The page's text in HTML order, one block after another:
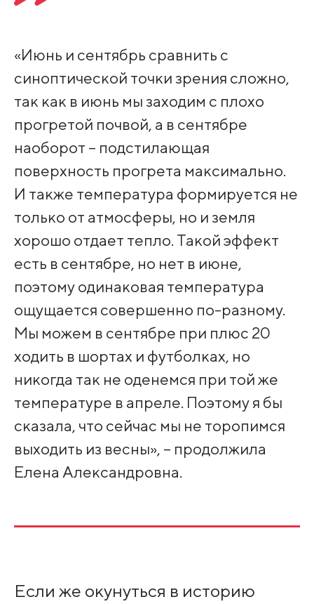
«Июнь и сентябрь сравнить с
синоптической точки зрения сложно,
так как в июнь мы заходим с плохо
прогретой почвой, а в сентябре
наоборот – подстилающая
поверхность прогрета максимально.
И также температура формируется не
только от атмосферы, но и земля
хорошо отдает тепло. Такой эффект
есть в сентябре, но нет в июне,
поэтому одинаковая температура
ощущается совершенно по-разному.
Мы можем в сентябре при плюс 20
ходить в шортах и футболках, но
никогда так не оденемся при той же
температуре в апреле. Поэтому я бы
сказала, что сейчас мы не торопимся
выходить из весны», – продолжила
Елена Александровна.
Если же окунуться в историю